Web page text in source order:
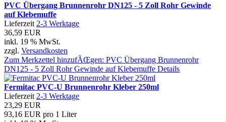
PVC Übergang Brunnenrohr DN125 - 5 Zoll Rohr Gewinde
auf Klebemuffe
Lieferzeit 2-3 Werktage
36,59 EUR
inkl. 19 % MwSt.
zzgl. Versandkosten
Zum Merkzettel hinzufÃŒgen: PVC Übergang Brunnenrohr
DN125 - 5 Zoll Rohr Gewinde auf Klebemuffe Details
Fermitac PVC-U Brunnenrohr Kleber 250ml
Lieferzeit 2-3 Werktage
23,29 EUR
93,16 EUR pro 1 Liter